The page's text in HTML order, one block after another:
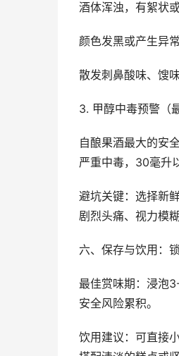
酒体浑浊，有絮状
颜色发黑或产生异常
散发刺鼻酸味、馊
3. 甲醇中毒预警（
自酿果酒最大的安
严重中毒，30毫升
避坑关键：选择新
剧烈头痛、视力模
六、保存与饮用：
最佳赏味期：浸泡
安全风险累积。
饮用建议：可直接